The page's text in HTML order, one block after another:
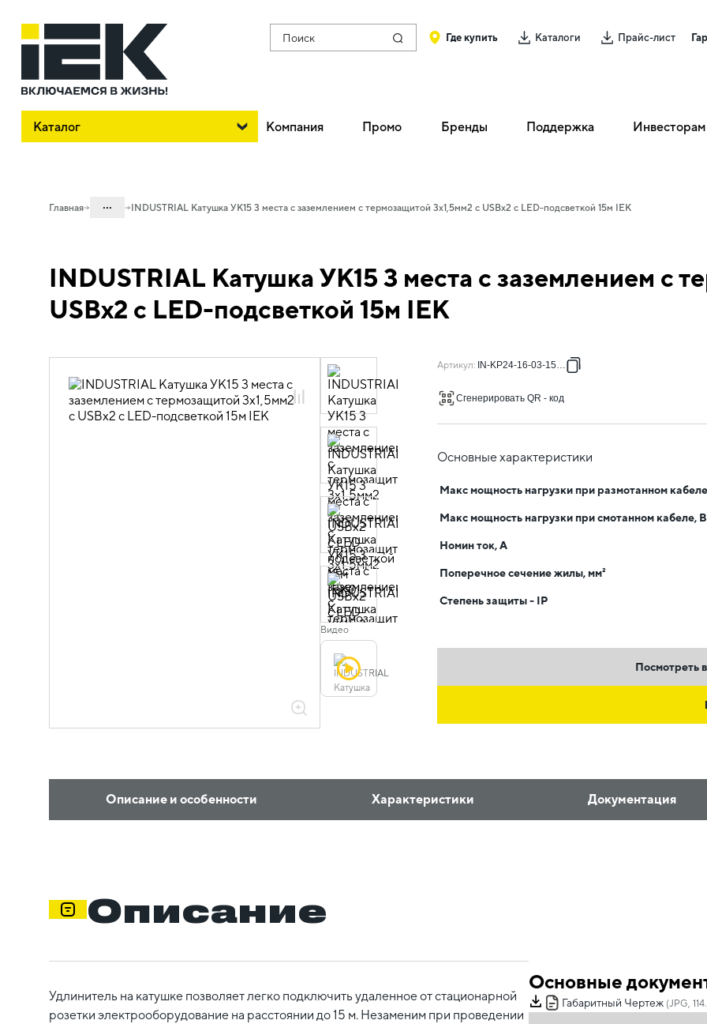
Поиск Где купить Каталоги Прайс-лист
Каталог Компания Промо Бренды Поддержка Инвесторам
Главная ...
06. Изделия электроустановочные,
удлинители и силовые разъемы
06.03 Удлинители силовые
06.03.01.02 Удлинители на катушках
INDUSTRIAL Катушка УК15 3 места с заземлением с термозащитой 3х1,5мм2 с USBх2 с LED-подсветкой 15м IEK
INDUSTRIAL Катушка УК15 3 места с заземлением с
USBх2 с LED-подсветкой 15м IEK
Видео
Артикул: IN-KP24-16-03-15-UL
Сгенерировать QR - код
Основные характеристики
Макс мощность нагрузки при размотанном
Макс мощность нагрузки при смотанном кабеле,
Номин ток, А
Поперечное сечение жилы, мм²
Степень защиты - IP
Посмотреть
Описание и особенности Характеристики Документация
Описание
Удлинитель на катушке позволяет легко подключить удаленное от стационарной
розетки электрооборудование на расстоянии до 15 м. Незаменим при проведении
Основные
Габаритный Чертеж (JPG,